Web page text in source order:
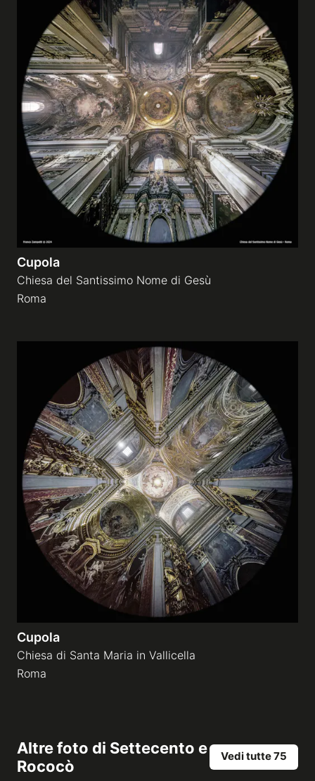
Cupola
Chiesa del Santissimo Nome di Gesù
Roma
Cupola
Chiesa di Santa Maria in Vallicella
Roma
Altre foto di Settecento e
Rococò
Vedi tutte 75